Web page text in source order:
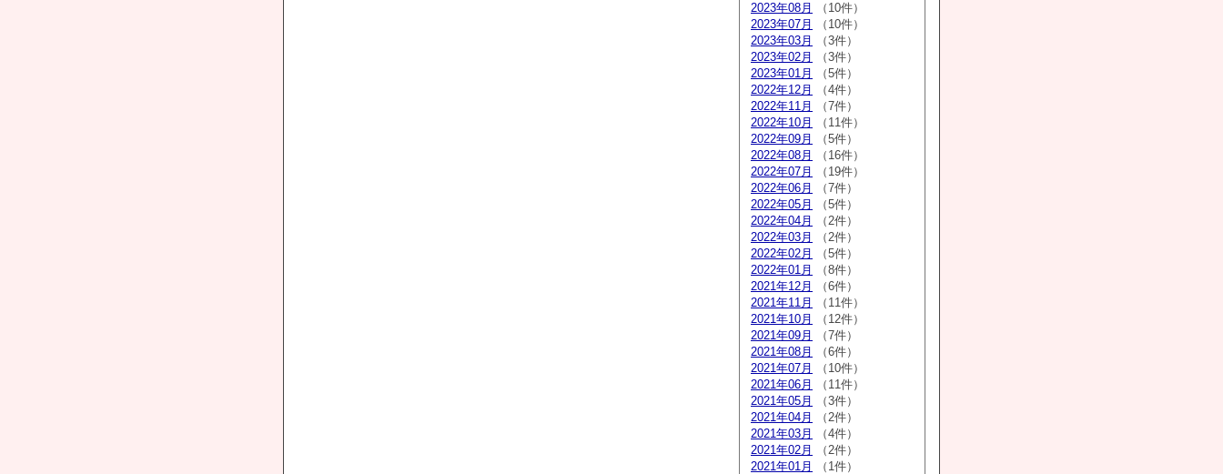
2023年08月
（10件）
2023年07月
（10件）
2023年03月
（3件）
2023年02月
（3件）
2023年01月
（5件）
2022年12月
（4件）
2022年11月
（7件）
2022年10月
（11件）
2022年09月
（5件）
2022年08月
（16件）
2022年07月
（19件）
2022年06月
（7件）
2022年05月
（5件）
2022年04月
（2件）
2022年03月
（2件）
2022年02月
（5件）
2022年01月
（8件）
2021年12月
（6件）
2021年11月
（11件）
2021年10月
（12件）
2021年09月
（7件）
2021年08月
（6件）
2021年07月
（10件）
2021年06月
（11件）
2021年05月
（3件）
2021年04月
（2件）
2021年03月
（4件）
2021年02月
（2件）
2021年01月
（1件）